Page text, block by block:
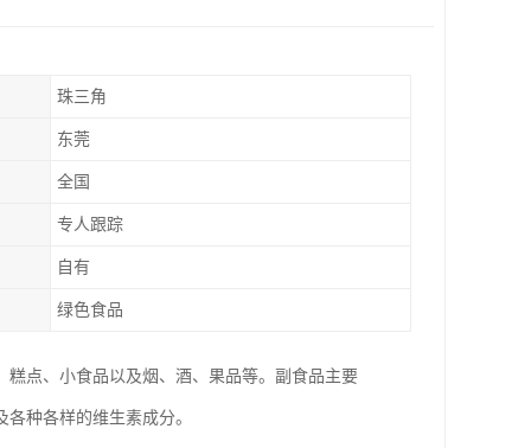
珠三角
东莞
全国
专人跟踪
自有
绿色食品
点、小食品以及烟、酒、果品等。副食品主要
种各样的维生素成分。